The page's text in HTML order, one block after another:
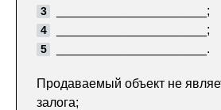
_____________________;
_____________________;
_____________________.
Продаваемый объект не
залога;